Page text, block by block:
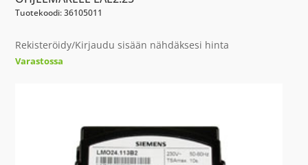
Tuotekoodi: 36105011
Rekisteröidy/Kirjaudu sisään nähdäksesi hinta
Varastossa